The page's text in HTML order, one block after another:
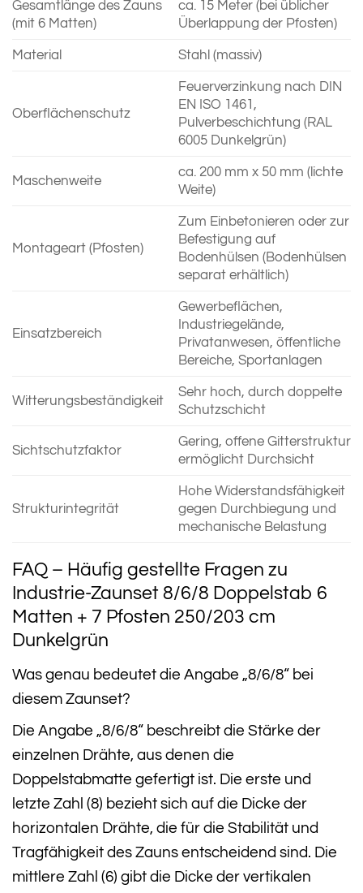
Gesamtlänge des Zauns
(mit 6 Matten)
ca. 15 Meter (bei üblicher
Überlappung der Pfosten)
Material Stahl (massiv)
Oberflächenschutz
Feuerverzinkung nach DIN
EN ISO 1461,
Pulverbeschichtung (RAL
6005 Dunkelgrün)
Maschenweite
ca. 200 mm x 50 mm (lichte
Weite)
Montageart (Pfosten)
Zum Einbetonieren oder zur
Befestigung auf
Bodenhülsen (Bodenhülsen
separat erhältlich)
Einsatzbereich
Gewerbeflächen,
Industriegelände,
Privatanwesen, öffentliche
Bereiche, Sportanlagen
Witterungsbeständigkeit
Sehr hoch, durch doppelte
Schutzschicht
Sichtschutzfaktor
Gering, offene Gitterstruktur
ermöglicht Durchsicht
Strukturintegrität
Hohe Widerstandsfähigkeit
gegen Durchbiegung und
mechanische Belastung
FAQ – Häufig gestellte Fragen zu
Industrie-Zaunset 8/6/8 Doppelstab 6
Matten + 7 Pfosten 250/203 cm
Dunkelgrün
Was genau bedeutet die Angabe „8/6/8“ bei
diesem Zaunset?
Die Angabe „8/6/8“ beschreibt die Stärke der
einzelnen Drähte, aus denen die
Doppelstabmatte gefertigt ist. Die erste und
letzte Zahl (8) bezieht sich auf die Dicke der
horizontalen Drähte, die für die Stabilität und
Tragfähigkeit des Zauns entscheidend sind. Die
mittlere Zahl (6) gibt die Dicke der vertikalen